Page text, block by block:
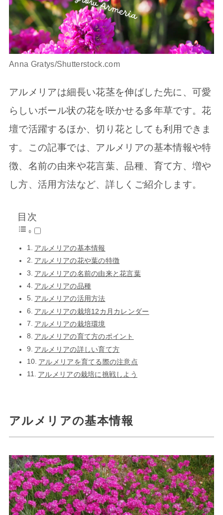
Anna Gratys/Shutterstock.com
アルメリアは細長い花茎を伸ばした先に、可愛
らしいボール状の花を咲かせる多年草です。花
壇で活躍するほか、切り花としても利用できま
す。この記事では、アルメリアの基本情報や特
徴、名前の由来や花言葉、品種、育て方、増や
し方、活用方法など、詳しくご紹介します。
目次
アルメリアの基本情報
アルメリアの花や葉の特徴
アルメリアの名前の由来と花言葉
アルメリアの品種
アルメリアの活用方法
アルメリアの栽培12カ月カレンダー
アルメリアの栽培環境
アルメリアの育て方のポイント
アルメリアの詳しい育て方
アルメリアを育てる際の注意点
アルメリアの栽培に挑戦しよう
アルメリアの基本情報